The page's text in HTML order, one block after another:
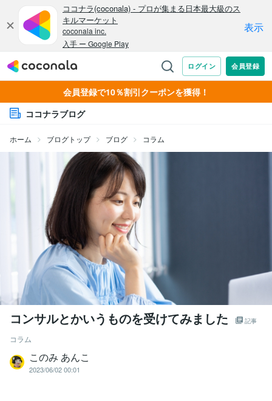
会員登録で10％割引クーポンを獲得！
ココナラブログ
ホーム ブログトップ ブログ コラム
コンサルとかいうものを受けてみました 記事
コラム
このみ あんこ
2023/06/02 00:01